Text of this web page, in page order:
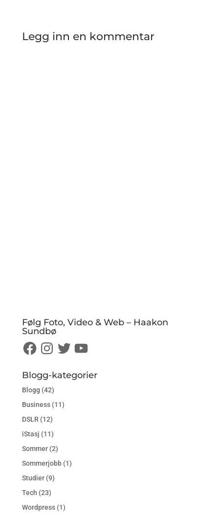
Legg inn en kommentar
Følg Foto, Video & Web – Haakon
Sundbø
FacebookInstagram
TwitterYouTube
Blogg-kategorier
Blogg (42)
Business(11)
DSLR (12)
iStasj (11)
Sommer(2)
Sommerjobb(1)
Studier(9)
Tech (23)
Wordpress(1)